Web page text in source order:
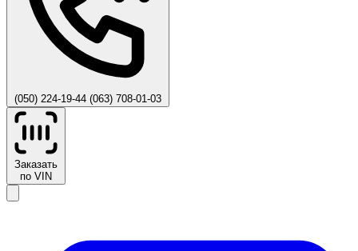
(050) 224-19-44 (063) 708-01-03
Заказать
по VIN